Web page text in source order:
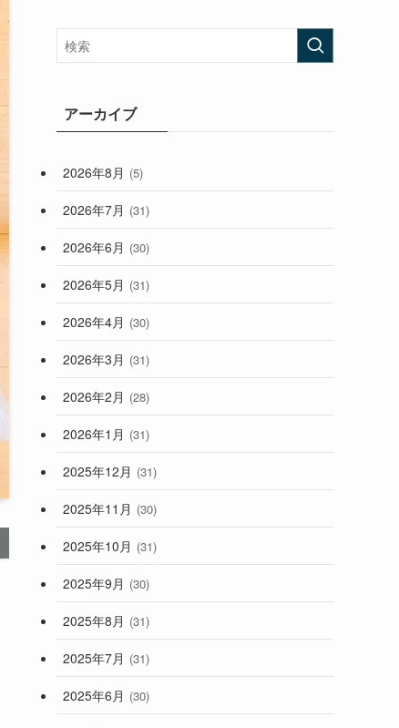
(33)
(248)
(472)
アーカイブ
2026年8月 (5)
2026年7月 (31)
2026年6月 (30)
2026年5月 (31)
2026年4月 (30)
2026年3月 (31)
2026年2月 (28)
2026年1月 (31)
2025年12月 (31)
2025年11月 (30)
2025年10月 (31)
2025年9月 (30)
2025年8月 (31)
2025年7月 (31)
2025年6月 (30)